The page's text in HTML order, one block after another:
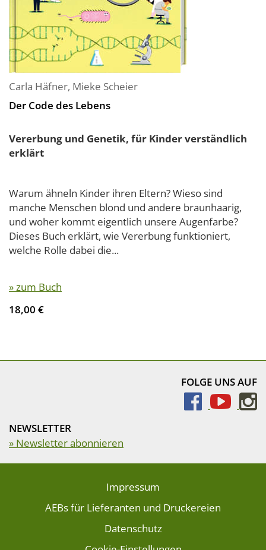
Carla Häfner, Mieke Scheier
Der Code des Lebens
Vererbung und Genetik, für Kinder verständlich
erklärt
Warum ähneln Kinder ihren Eltern? Wieso sind
manche Menschen blond und andere braunhaarig,
und woher kommt eigentlich unsere Augenfarbe?
Dieses Buch erklärt, wie Vererbung funktioniert,
welche Rolle dabei die...
» zum Buch
18,00 €
FOLGE UNS AUF
NEWSLETTER
» Newsletter abonnieren
Impressum
AEBs für Lieferanten und Druckereien
Datenschutz